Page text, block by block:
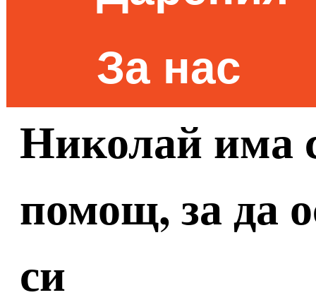
За нас
Николай има
помощ, за да
си